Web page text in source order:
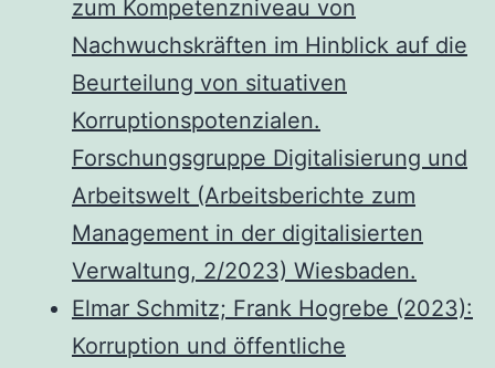
zum Kompetenzniveau von
Nachwuchskräften im Hinblick auf die
Beurteilung von situativen
Korruptionspotenzialen.
Forschungsgruppe Digitalisierung und
Arbeitswelt (Arbeitsberichte zum
Management in der digitalisierten
Verwaltung, 2/2023) Wiesbaden.
Elmar Schmitz; Frank Hogrebe (2023):
Korruption und öffentliche